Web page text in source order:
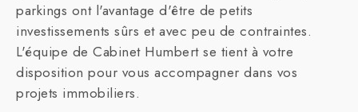
parkings ont l'avantage d'être de petits
investissements sûrs et avec peu de contraintes.
L'équipe de Cabinet Humbert se tient à votre
disposition pour vous accompagner dans vos
projets immobiliers.